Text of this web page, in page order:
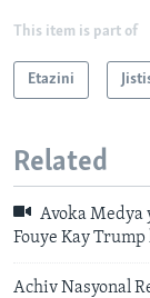
This item is part of
Etazini
Related
Avoka Medya
Fouye Kay Trump
Achiv Nasyonal